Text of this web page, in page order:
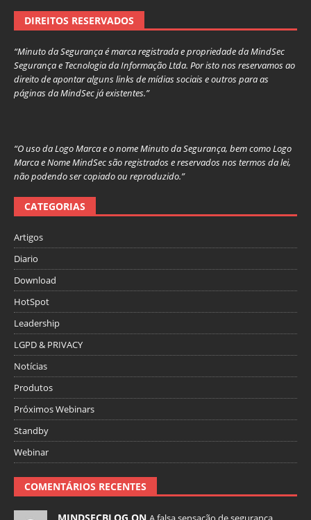
DIREITOS RESERVADOS
“Minuto da Segurança é marca registrada e propriedade da MindSec
Segurança e Tecnologia da Informação Ltda. Por isto nos reservamos ao
direito de apontar alguns links de mídias sociais e outros para as
páginas da MindSec já existentes.”
“O uso da Logo Marca e o nome Minuto da Segurança, bem como Logo
Marca e Nome MindSec são registrados e reservados nos termos da lei,
não podendo ser copiado ou reproduzido.”
CATEGORIAS
Artigos
Diario
Download
HotSpot
Leadership
LGPD & PRIVACY
Notícias
Produtos
Próximos Webinars
Standby
Webinar
COMENTÁRIOS RECENTES